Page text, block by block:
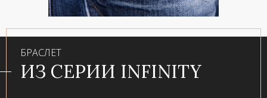
БРАСЛЕТ
ИЗ СЕРИИ INFINITY